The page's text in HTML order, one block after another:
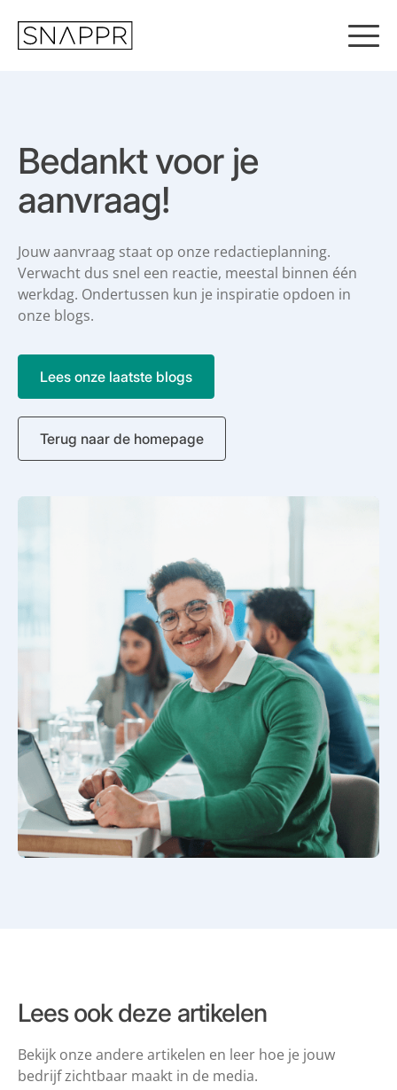
Bedankt voor je
aanvraag!
Jouw aanvraag staat op onze redactieplanning.
Verwacht dus snel een reactie, meestal binnen één
werkdag. Ondertussen kun je inspiratie opdoen in
onze blogs.
Lees onze laatste blogs
Terug naar de homepage
Lees ook deze artikelen
Bekijk onze andere artikelen en leer hoe je jouw
bedrijf zichtbaar maakt in de media.